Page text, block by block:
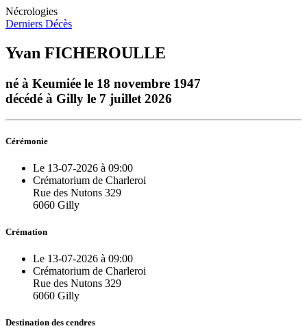
Nécrologies
Derniers Décès
Yvan FICHEROULLE
né à Keumiée le 18 novembre 1947
décédé à Gilly le 7 juillet 2026
Cérémonie
Le 13-07-2026 à 09:00
Crématorium de Charleroi
Rue des Nutons 329
6060 Gilly
Crémation
Le 13-07-2026 à 09:00
Crématorium de Charleroi
Rue des Nutons 329
6060 Gilly
Destination des cendres